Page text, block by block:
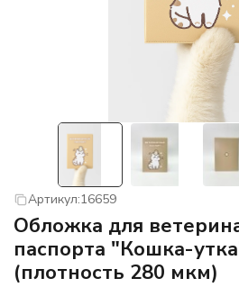
Артикул:16659
Обложка для
паспорта "Кошка-
(плотность 280 мкм)